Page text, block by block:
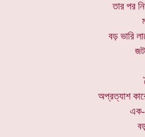
তার পর
বড় ভারি
অপ্রত্যাশ
এক-